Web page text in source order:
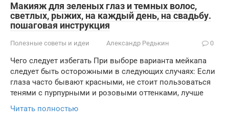
Макияж для зеленых глаз и темных волос,
светлых, рыжих, на каждый день, на свадьбу.
пошаговая инструкция
Полезные советы и идеи Александр Редькин 0
Чего следует избегать При выборе варианта мейкапа
следует быть осторожными в следующих случаях: Если
глаза часто бывают красными, не стоит пользоваться
тенями с пурпурными и розовыми оттенками, лучше
Читать полностью